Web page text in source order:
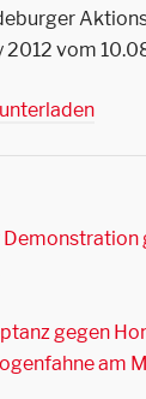
2012 vom
gegen
am